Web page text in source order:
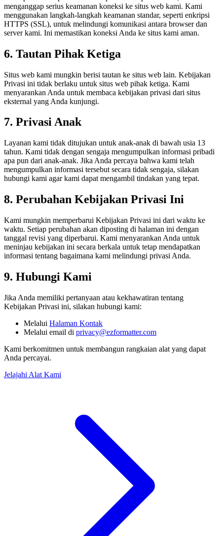
menganggap serius keamanan koneksi ke situs web kami. Kami
menggunakan langkah-langkah keamanan standar, seperti enkripsi
HTTPS (SSL), untuk melindungi komunikasi antara browser dan
server kami. Ini memastikan koneksi Anda ke situs kami aman.
6. Tautan Pihak Ketiga
Situs web kami mungkin berisi tautan ke situs web lain. Kebijakan
Privasi ini tidak berlaku untuk situs web pihak ketiga. Kami
menyarankan Anda untuk membaca kebijakan privasi dari situs
eksternal yang Anda kunjungi.
7. Privasi Anak
Layanan kami tidak ditujukan untuk anak-anak di bawah usia 13
tahun. Kami tidak dengan sengaja mengumpulkan informasi pribadi
apa pun dari anak-anak. Jika Anda percaya bahwa kami telah
mengumpulkan informasi tersebut secara tidak sengaja, silakan
hubungi kami agar kami dapat mengambil tindakan yang tepat.
8. Perubahan Kebijakan Privasi Ini
Kami mungkin memperbarui Kebijakan Privasi ini dari waktu ke
waktu. Setiap perubahan akan diposting di halaman ini dengan
tanggal revisi yang diperbarui. Kami menyarankan Anda untuk
meninjau kebijakan ini secara berkala untuk tetap mendapatkan
informasi tentang bagaimana kami melindungi privasi Anda.
9. Hubungi Kami
Jika Anda memiliki pertanyaan atau kekhawatiran tentang
Kebijakan Privasi ini, silakan hubungi kami:
Melalui Halaman Kontak
Melalui email di privacy@ezformatter.com
Kami berkomitmen untuk membangun rangkaian alat yang dapat
Anda percayai.
Jelajahi Alat Kami